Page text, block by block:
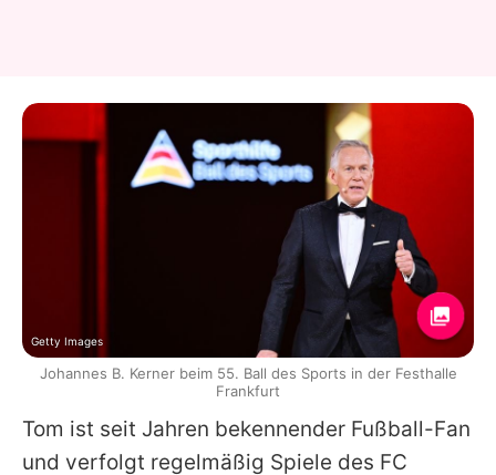
Tom ist seit Jahren bekennender Fußball-Fan
und verfolgt regelmäßig Spiele des FC
Getty Images
Johannes B. Kerner beim 55. Ball des Sports in der Festhalle
Frankfurt